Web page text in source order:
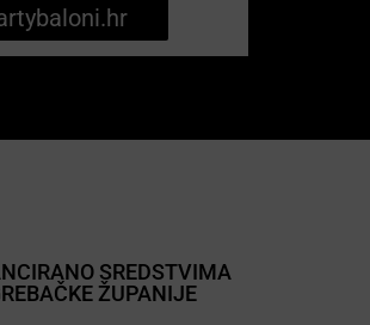
SREDSTVIMA
ŽUPANIJE